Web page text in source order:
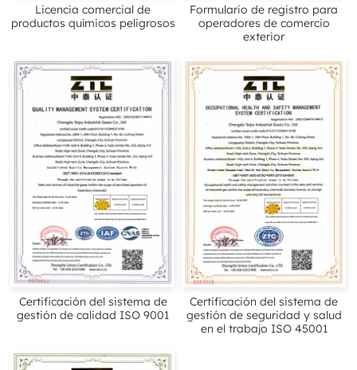
Licencia comercial de
productos químicos peligrosos
Formulario de registro para
operadores de comercio
exterior
Certificación del sistema de
gestión de calidad ISO 9001
Certificación del sistema de
gestión de seguridad y salud
en el trabajo ISO 45001